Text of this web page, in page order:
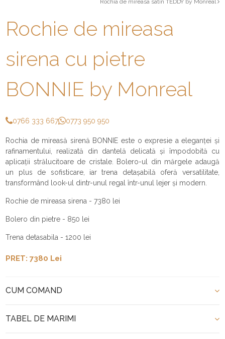
Rochia de mireasa satin TEDDY by Monreal
Rochie de mireasa
sirena cu pietre
BONNIE by Monreal
0766 333 667 0773 950 950
Rochia de mireasă sirenă BONNIE este o expresie a eleganței și
rafinamentului, realizată din dantelă delicată și împodobită cu
aplicații strălucitoare de cristale. Bolero-ul din mărgele adaugă
un plus de sofisticare, iar trena detașabilă oferă versatilitate,
transformând look-ul dintr-unul regal într-unul lejer și modern.
Rochie de mireasa sirena - 7380 lei
Bolero din pietre - 850 lei
Trena detasabila - 1200 lei
PRET: 7380 Lei
CUM COMAND
TABEL DE MARIMI